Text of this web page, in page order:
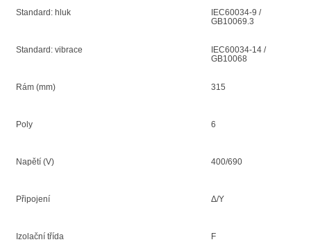
Standard: hluk
IEC60034-9 /
GB10069.3
Standard: vibrace
IEC60034-14 /
GB10068
Rám (mm) 315
Poly 6
Napětí (V) 400/690
Připojení Δ/Y
Izolační třída F